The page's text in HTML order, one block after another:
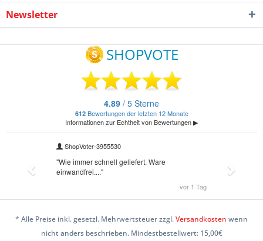
Newsletter
* Alle Preise inkl. gesetzl. Mehrwertsteuer zzgl.Versandkosten wenn
nicht anders beschrieben. Mindestbestellwert: 15,00€